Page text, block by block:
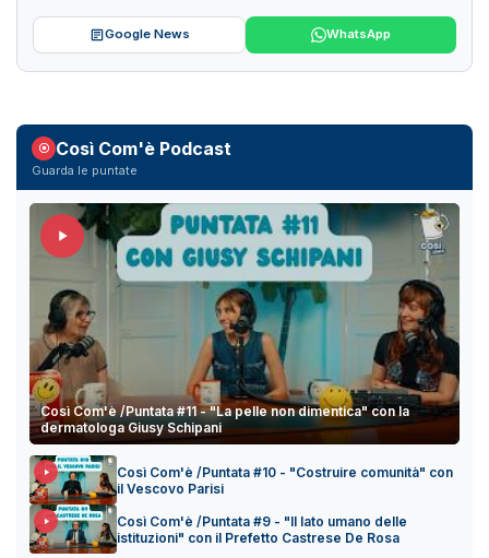
Google News WhatsApp
Così Com'è Podcast
Guarda le puntate
Così Com'è /Puntata #11 - "La pelle non dimentica" con la
dermatologa Giusy Schipani
Così Com'è /Puntata #10 - "Costruire comunità" con
il Vescovo Parisi
Così Com'è /Puntata #9 - "Il lato umano delle
istituzioni" con il Prefetto Castrese De Rosa